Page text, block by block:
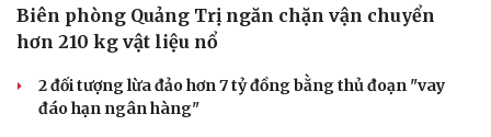
Biên phòng Quảng Trị ngăn chặn vận chuyển
hơn 210 kg vật liệu nổ
2 đối tượng lừa đảo hơn 7 tỷ đồng bằng thủ đoạn "vay
đáo hạn ngân hàng"